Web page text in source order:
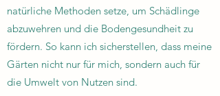
natürliche Methoden setze, um Schädlinge
abzuwehren und die Bodengesundheit zu
fördern. So kann ich sicherstellen, dass meine
Gärten nicht nur für mich, sondern auch für
die Umwelt von Nutzen sind.